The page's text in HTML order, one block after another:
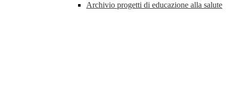
Archivio progetti di educazione alla salute